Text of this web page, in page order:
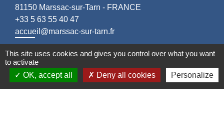
81150 Marssac-sur-Tarn - FRANCE
+33 5 63 55 40 47
accueil@marssac-sur-tarn.fr
Lien vers les HORAIRES et CONTACTS
de chaque service
This site uses cookies and gives you control over what you want
to activate
OK, accept all
Deny all cookies Personalize